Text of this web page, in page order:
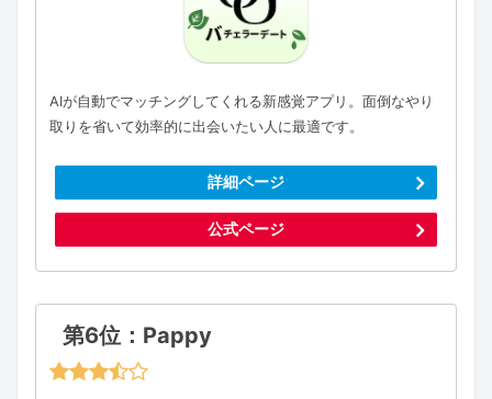
AIが自動でマッチングしてくれる新感覚アプリ。面倒なやり
取りを省いて効率的に出会いたい人に最適です。
詳細ページ
公式ページ
第6位：Pappy